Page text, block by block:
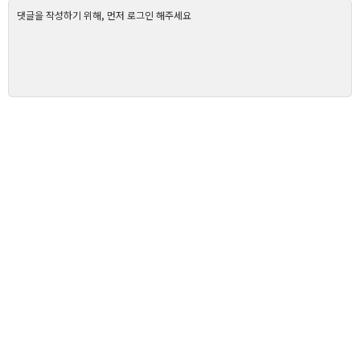
댓글을 작성하기 위해, 먼저 로그인 해주세요